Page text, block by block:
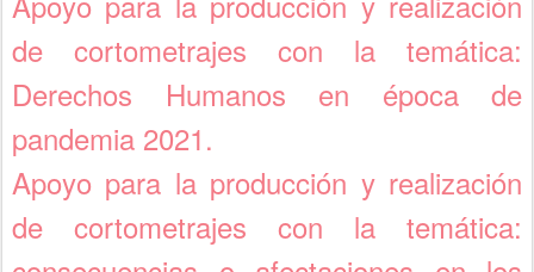
de cortometrajes con la temática:
Derechos Humanos en época de
pandemia 2021.
Apoyo para la producción y realización
de cortometrajes con la temática: